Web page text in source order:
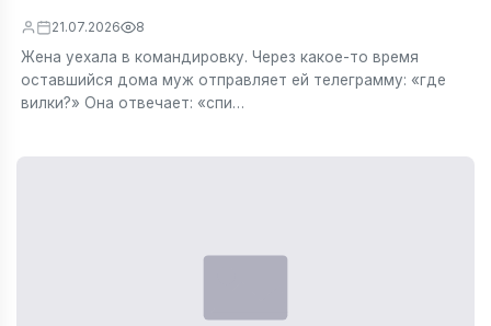
21.07.2026 8
Жена уехала в командировку. Через какое-то время
оставшийся дома муж отправляет ей телеграмму: «где
вилки?» Она отвечает: «спи…